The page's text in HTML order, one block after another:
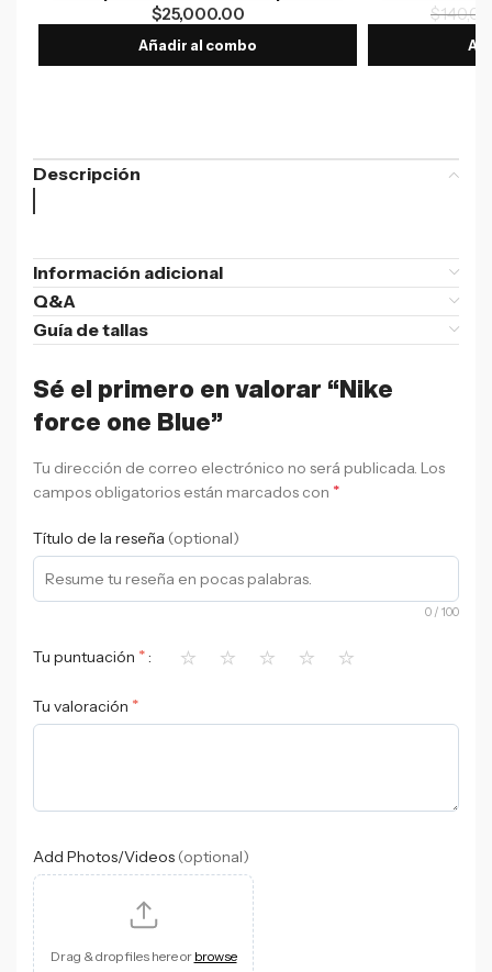
$25,000.00
Añadir al combo
$
Descripción
Información adicional
Q&A
Guía de tallas
Sé el primero en valorar “Nike
force one Blue”
Tu dirección de correo electrónico no será publicada. Los
campos obligatorios están marcados con *
Título de la reseña (optional)
0 / 100
Tu puntuación * ⭐ ⭐ ⭐ ⭐ ⭐
Tu valoración *
Add Photos/Videos (optional)
Drag & drop files here or browse